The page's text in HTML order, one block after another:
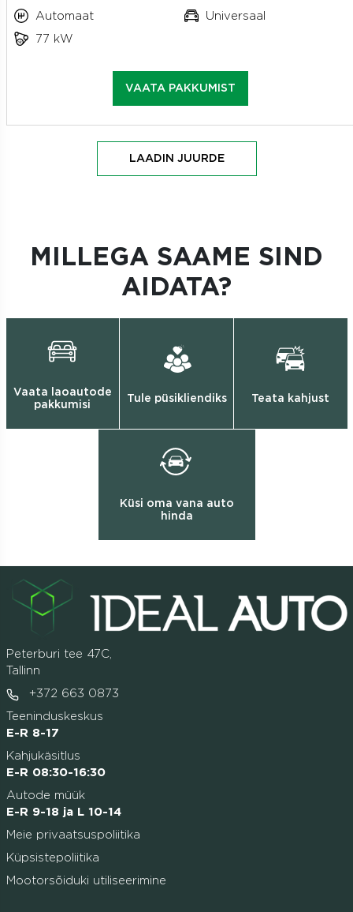
Automaat
Universaal
77 kW
VAATA PAKKUMIST
LAADIN JUURDE
MILLEGA SAAME SIND
AIDATA?
Vaata laoautode
pakkumisi
Tule püsikliendiks Teata kahjust
Küsi oma vana auto
hinda
Peterburi tee 47C,
Tallinn
+372 663 0873
Teeninduskeskus
E-R 8-17
Kahjukäsitlus
E-R 08:30-16:30
Autode müük
E-R 9-18 ja L 10-14
Meie privaatsuspoliitika
Küpsistepoliitika
Mootorsõiduki utiliseerimine